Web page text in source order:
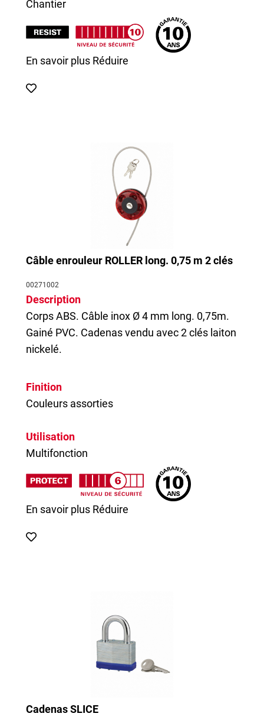
Chantier
En savoir plus Réduire
Câble enrouleur ROLLER long. 0,75 m 2 clés
00271002
Description
Corps ABS. Câble inox Ø 4 mm long. 0,75m.
Gainé PVC. Cadenasvendu avec 2 clés laiton
nickelé.
Finition
Couleurs assorties
Utilisation
Multifonction
En savoir plus Réduire
Cadenas SLICE